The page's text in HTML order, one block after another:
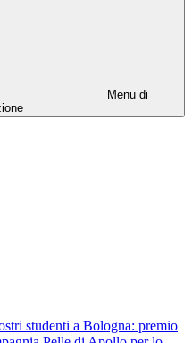
Menu di
studenti a Bologna: premio